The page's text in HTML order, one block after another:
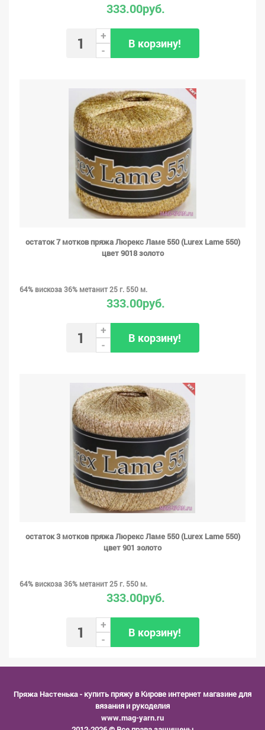
333.00руб.
+
-
В корзину!
остаток 7 мотков пряжа Люрекс Ламе 550 (Lurex Lame 550)
цвет 9018 золото
64% вискоза 36% метанит 25 г. 550 м.
333.00руб.
+
-
В корзину!
остаток 3 мотков пряжа Люрекс Ламе 550 (Lurex Lame 550)
цвет 901 золото
64% вискоза 36% метанит 25 г. 550 м.
333.00руб.
+
-
В корзину!
Пряжа Настенька- купить пряжу в Кирове интернет магазине для
вязания и рукоделия
www.mag-yarn.ru